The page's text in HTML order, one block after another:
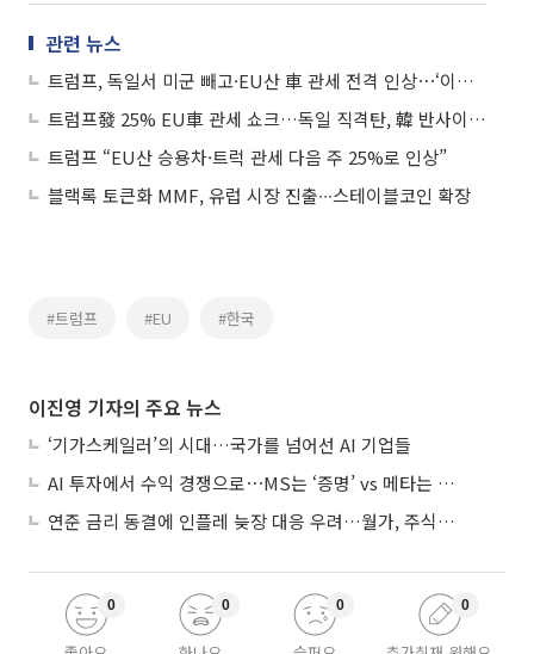
관련 뉴스
트럼프, 독일서 미군 빼고·EU산 車 관세 전격 인상⋯‘이란전 비협조’ 보복
트럼프發 25% EU車 관세 쇼크…독일 직격탄, 韓 반사이익·리스크 공존
트럼프 “EU산 승용차·트럭 관세 다음 주 25%로 인상”
블랙록 토큰화 MMF, 유럽 시장 진출∙∙∙스테이블코인 확장
#트럼프 #EU #한국
이진영 기자의 주요 뉴스
‘기가스케일러’의 시대…국가를 넘어선 AI 기업들
AI 투자에서 수익 경쟁으로⋯MS는 ‘증명’ vs 메타는 ‘숙제’
연준 금리 동결에 인플레 늦장 대응 우려…월가, 주식도 채권도 던졌다
0 0 0 0